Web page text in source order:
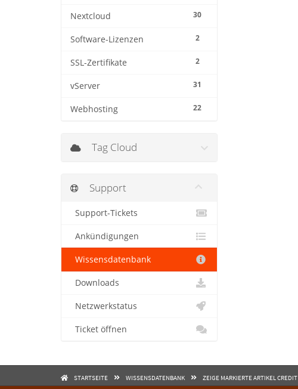
30
Nextcloud
2
Software-Lizenzen
2
SSL-Zertifikate
31
vServer
22
Webhosting
Tag Cloud
Support
Support-Tickets
Ankündigungen
Wissensdatenbank
Downloads
Netzwerkstatus
Ticket öffnen
STARTSEITE WISSENSDATENBANK ZEIGE MARKIERTE ARTIKEL CREDIT